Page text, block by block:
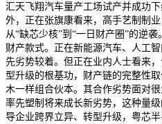
汇天飞翔汽车量产工场试产并成功
外，正在张旗康看来，高手艺制制
从“缺芯少核”到“一日财产圈”的逆
财产款式。正在新能源汽车、人工
先劣势较着。但正在业内人士看来
型升级的根基功，财产链的完整性
木一样组合伙本。其合作劣势面对
率先塑制将来成长新劣势，这种量
导企业跨界立异、转型升级，粤芯